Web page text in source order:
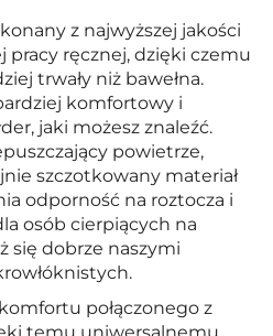
z najwyższej jakości
pracy ręcznej, dzięki czemu
trwały niż bawełna.
komfortowy i
jaki możesz znaleźć.
powietrze,
szczotkowany materiał
odporność na roztocza i
osób cierpiących na
się dobrze naszymi
połączonego z